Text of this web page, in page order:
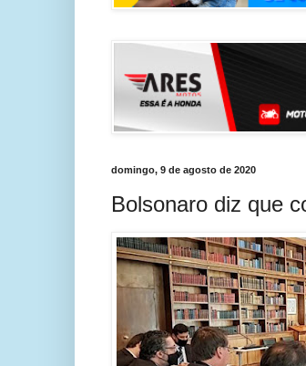
domingo, 9 de agosto de 2020
Bolsonaro diz que